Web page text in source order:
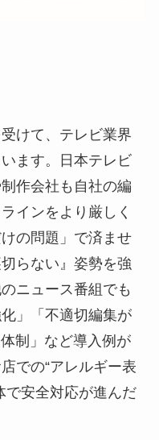
けて、テレビ業界
ます。日本テレビ
作会社も自社の編
インをより厳しく
の問題」で済ませ
らない』姿勢を強
ニュース番組でも
」「不適切編集が
制」など導入例が
での“アレルギー表
で安全対応が進んだ